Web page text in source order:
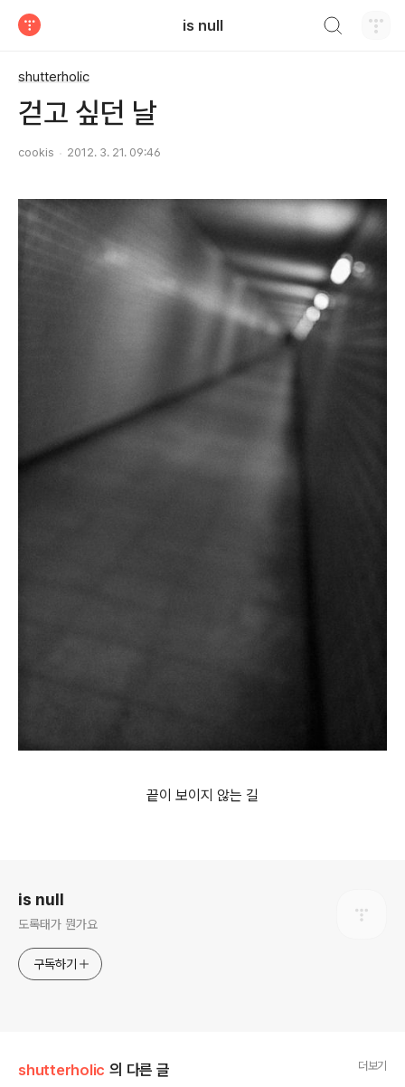
is null
shutterholic
걷고 싶던 날
cookis 2012. 3. 21. 09:46
끝이 보이지 않는 길
is null
도록태가 뭔가요
구독하기
shutterholic 의 다른 글 더보기